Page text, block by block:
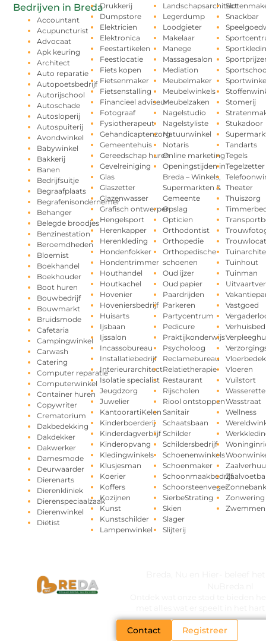
Bedrijven in Breda
Accountant
Acupuncturist
Advocaat
Apk keuring
Architect
Auto reparatie
Autopoetsbedrijf
Autorijschool
Autoschade
Autosloperij
Autospuiterij
Avondwinkel
Babywinkel
Bakkerij
Banen
Bedrijfsuitje
Begraafplaats
Begrafenisondernemer
Behanger
Belegde broodjes
Benzinestation
Beroemdheden
Bloemist
Boekhandel
Boekhouder
Boot huren
Bouwbedrijf
Bouwmarkt
Bruidsmode
Cafetaria
Campingwinkel
Carwash
Catering
Computer reparatie
Computerwinkel
Container huren
Copywriter
Crematorium
Dakbedekking
Dakdekker
Dakwerker
Damesmode
Deurwaarder
Dierenarts
Dierenkliniek
Dierenspeciaalzaak
Dierenwinkel
Diëtist
Drukkerij
Dumpstore
Elektricien
Elektronica
Feestartikelen
Feestlocatie
Fiets kopen
Fietsenmaker
Fietsenstalling
Financieel adviseur
Fotograaf
Fysiotherapeut
Gehandicaptenzorg
Gemeentehuis
Gereedschap huren
Gevelreiniging
Glas
Glaszetter
Glazenwasser
Grafisch ontwerper
Hengelsport
Herenkapper
Herenkleding
Hondenfokker
Hondentrimmer
Houthandel
Houtkachel
Hovenier
Hoveniersbedrijf
Huisarts
Ijsbaan
Ijssalon
Incassobureau
Installatiebedrijf
Interieurarchitect
Isolatie specialist
Jeugdzorg
Juwelier
KantoorartiKelen
Kinderboerderij
Kinderdagverblijf
Kinderopvang
Kledingwinkels
Klusjesman
Koerier
Koffers
Kozijnen
Kunst
Kunstschilder
Lampenwinkel
Landschapsarchitect
Legerdump
Loodgieter
Makelaar
Manege
Massagesalon
Mediation
Meubelmaker
Meubelwinkels
Meubelzaken
Nagelstudio
Nagelstyliste
Natuurwinkel
Notaris
Online marketing
Openingstijden in
Breda – Winkels,
Supermarkten &
Gemeente
Opslag
Opticien
Orthodontist
Orthopedie
Orthopedische
schoenen
Oud ijzer
Oud papier
Paardrijden
Parkeren
Partycentrum
Pedicure
Praktijkonderwijs
Psycholoog
Reclamebureau
Relatietherapie
Restaurant
Rijscholen
Riool ontstoppen
Sanitair
Schaatsbaan
Schilder
Schildersbedrijf
Schoenenwinkels
Schoenmaker
Schoonmaakbedrijf
Schoorsteenveger
SierbeStrating
Skien
Slager
Slijterij
Snackbar
Stomerij
Stukadoor
Tandarts
Tegels
Tegelzetter
Theater
Thuiszorg
Tuinhout
Tuinman
Vastgoed
Vloeren
Vuilstort
Wasserette
Wasstraat
Wellness
Zonnebank
Zonwering
Zwemmen
Contact Registreer